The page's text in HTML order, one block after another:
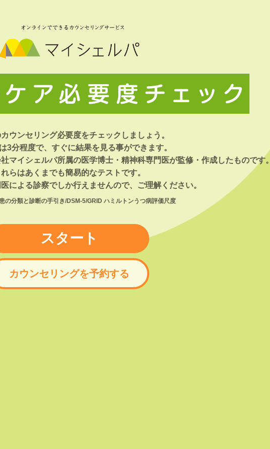
ウンセリング必要度をチェックしましょう。
3分程度で、すぐに結果を見る事ができます。
マイシェルパ所属の医学博士・精神科専門医が監修・作成したものです。
れらはあくまでも簡易的なテストです。
による診察でしか行えませんので、
ご理解ください。
の分類と診断の手引き/DSM-5/GRID ハミルトンうつ病評価尺度
スタート
カウンセリングを予約する